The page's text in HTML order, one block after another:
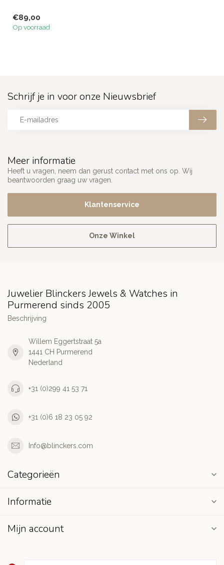
€89,00
Op voorraad
Meer informatie
Heeft u vragen, neem dan gerust contact met ons op. Wij
beantwoorden graag uw vragen.
Klantenservice
Onze Winkel
Schrijf je in voor onze Nieuwsbrief
Juwelier Blinckers Jewels & Watches in
Purmerend sinds 2005
Beschrijving
Willem Eggertstraat 5a
1441 CH Purmerend
Nederland
+31 (0)299 41 53 71
+31 (0)6 18 23 05 92
Info@blinckers.com
Categorieën
Informatie
Mijn account